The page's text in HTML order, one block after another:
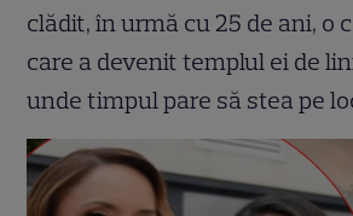
clădit, în urmă cu 25 de ani, o
care a devenit templul ei de
unde timpul pare să stea pe